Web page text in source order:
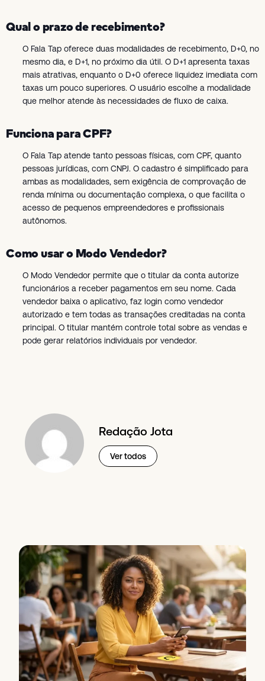
Qual o prazo de recebimento?
O Fala Tap oferece duas modalidades de recebimento, D+0, no
mesmo dia, e D+1, no próximo dia útil. O D+1 apresenta taxas
mais atrativas, enquanto o D+0 oferece liquidez imediata com
taxas um pouco superiores. O usuário escolhe a modalidade
que melhor atende às necessidades de fluxo de caixa.
Funciona para CPF?
O Fala Tap atende tanto pessoas físicas, com CPF, quanto
pessoas jurídicas, com CNPJ. O cadastro é simplificado para
ambas as modalidades, sem exigência de comprovação de
renda mínima ou documentação complexa, o que facilita o
acesso de pequenos empreendedores e profissionais
autônomos.
Como usar o Modo Vendedor?
O Modo Vendedor permite que o titular da conta autorize
funcionários a receber pagamentos em seu nome. Cada
vendedor baixa o aplicativo, faz login como vendedor
autorizado e tem todas as transações creditadas na conta
principal. O titular mantém controle total sobre as vendas e
pode gerar relatórios individuais por vendedor.
Redação Jota
Ver todos